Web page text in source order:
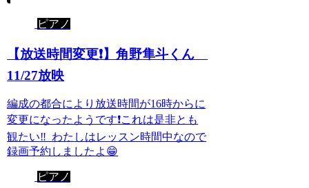
ピアノ
【放送時間変更❗️】角野隼斗くん
11/27放映
編成の都合により放送時間が16時からに
変更になったようです❗️これは是非とも
観たい‼️ わたしはレッスン時間中なので
録画予約しましたよ😁
ピアノ